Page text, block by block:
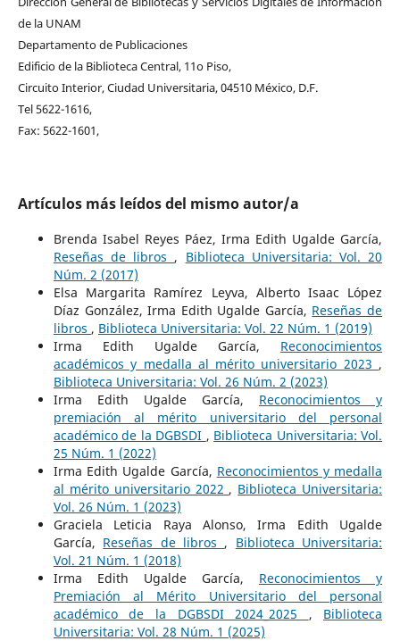
de la UNAM
Departamento de Publicaciones
Edificio de la Biblioteca Central, 11o Piso,
Circuito Interior, Ciudad Universitaria, 04510 México, D.F.
Tel 5622-1616,
Fax: 5622-1601,
Artículos más leídos del mismo autor/a
Brenda Isabel Reyes Páez, Irma Edith Ugalde García,
Reseñas de libros , Biblioteca Universitaria: Vol. 20
Núm. 2 (2017)
Elsa Margarita Ramírez Leyva, Alberto Isaac López
Díaz González, Irma Edith Ugalde García, Reseñas de
libros , Biblioteca Universitaria: Vol. 22 Núm. 1 (2019)
Irma Edith Ugalde García, Reconocimientos
académicos y medalla al mérito universitario 2023 ,
Biblioteca Universitaria: Vol. 26 Núm. 2 (2023)
Irma Edith Ugalde García, Reconocimientos y
premiación al mérito universitario del personal
académico de la DGBSDI , Biblioteca Universitaria: Vol.
25 Núm. 1 (2022)
Irma Edith Ugalde García, Reconocimientos y medalla
al mérito universitario 2022 , Biblioteca Universitaria:
Vol. 26 Núm. 1 (2023)
Graciela Leticia Raya Alonso, Irma Edith Ugalde
García, Reseñas de libros , Biblioteca Universitaria:
Vol. 21 Núm. 1 (2018)
Irma Edith Ugalde García, Reconocimientos y
Premiación al Mérito Universitario del personal
académico de la DGBSDI 2024_2025 , Biblioteca
Universitaria: Vol. 28 Núm. 1 (2025)